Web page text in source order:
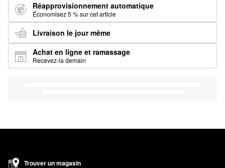
Réapprovisionnement automatique
Économisez 5 % sur cet article
Livraison le jour même
Achat en ligne et ramassage
Recevez-la demain
Trouver un magasin